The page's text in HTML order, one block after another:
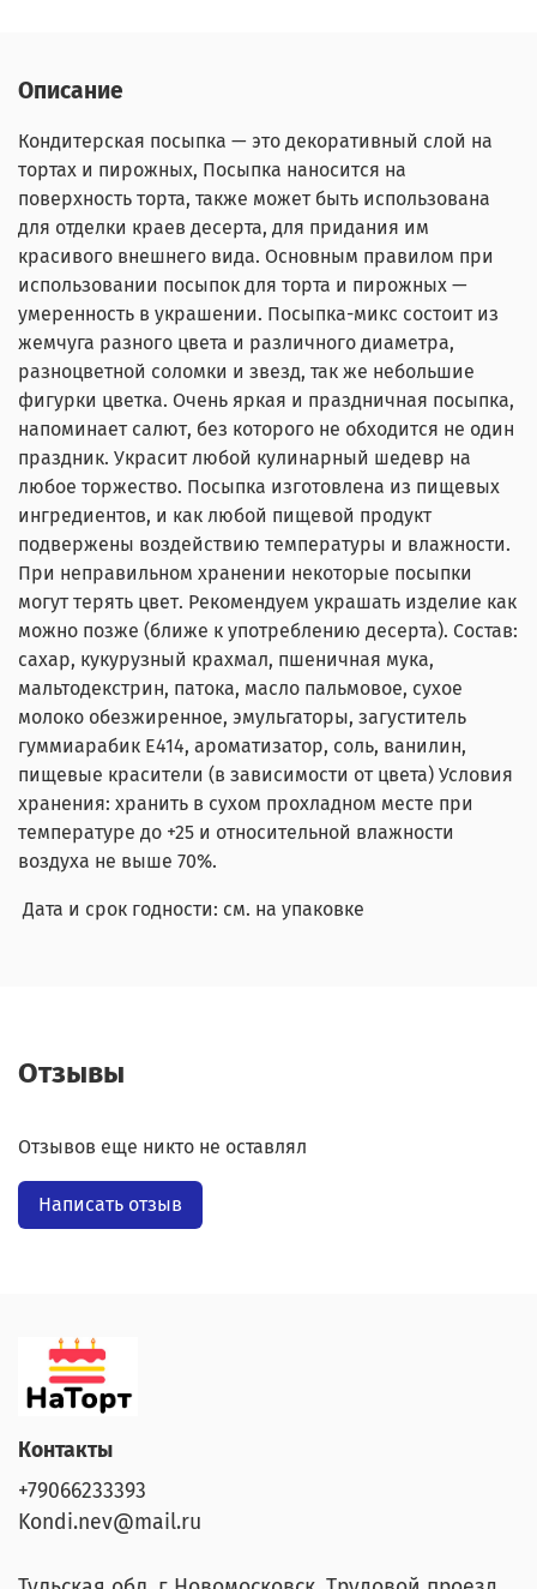
Описание
Кондитерская посыпка — это декоративный слой на
тортах и пирожных, Посыпка наносится на
поверхность торта, также может быть использована
для отделки краев десерта, для придания им
красивого внешнего вида. Основным правилом при
использовании посыпок для торта и пирожных —
умеренность в украшении. Посыпка-микс состоит из
жемчуга разного цвета и различного диаметра,
разноцветной соломки и звезд, так же небольшие
фигурки цветка. Очень яркая и праздничная посыпка,
напоминает салют, без которого не обходится не один
праздник. Украсит любой кулинарный шедевр на
любое торжество. Посыпка изготовлена из пищевых
ингредиентов, и как любой пищевой продукт
подвержены воздействию температуры и влажности.
При неправильном хранении некоторые посыпки
могут терять цвет. Рекомендуем украшать изделие как
можно позже (ближе к употреблению десерта). Состав:
сахар, кукурузный крахмал, пшеничная мука,
мальтодекстрин, патока, масло пальмовое, сухое
молоко обезжиренное, эмульгаторы, загуститель
гуммиарабик Е414, ароматизатор, соль, ванилин,
пищевые красители (в зависимости от цвета) Условия
хранения: хранить в сухом прохладном месте при
температуре до +25 и относительной влажности
воздуха не выше 70%.
Дата и срок годности: см. на упаковке
Отзывы
Отзывов еще никто не оставлял
Написать отзыв
Контакты
+79066233393
Kondi.nev@mail.ru